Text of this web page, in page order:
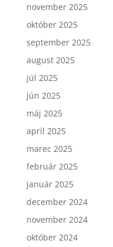
november 2025
október 2025
september 2025
august 2025
júl 2025
jún 2025
máj 2025
apríl 2025
marec 2025
február 2025
január 2025
december 2024
november 2024
október 2024